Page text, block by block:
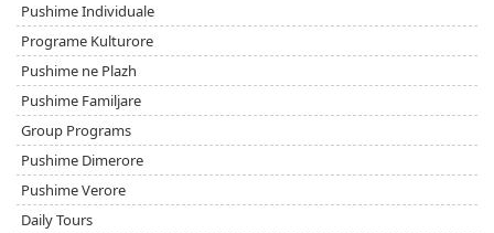
Pushime Individuale
Programe Kulturore
Pushime ne Plazh
Pushime Familjare
Group Programs
Pushime Dimerore
Pushime Verore
Daily Tours